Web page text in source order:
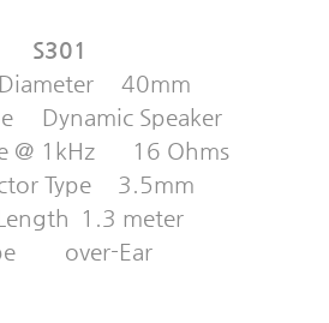
S301
40mm
Dynamic Speaker
@ 1kHz
16 Ohms
Type
3.5mm
1.3 meter
over-Ear